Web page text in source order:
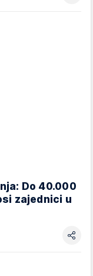
Do 40.000
zajednici u